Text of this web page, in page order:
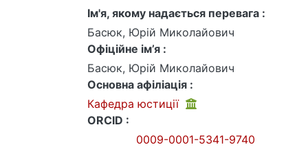
Ім'я, якому надається перевага :
Басюк, Юрій Миколайович
Офіційне ім’я :
Басюк, Юрій Миколайович
Основна афіліація :
Кафедра юстиції
ORCID :
0009-0001-5341-9740